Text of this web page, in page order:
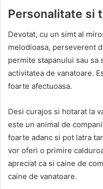
Personalitate si
Devotat, cu un simt al
melodioasa, perseverent
permite stapanului sau sa
activitatea de vanatoare.
foarte afectuoasa.
Desi curajos si hotarat la
este un animal de
foarte adanc si pot latra
vor oferi o primire
apreciat ca si caine de
caine de vanatoare.